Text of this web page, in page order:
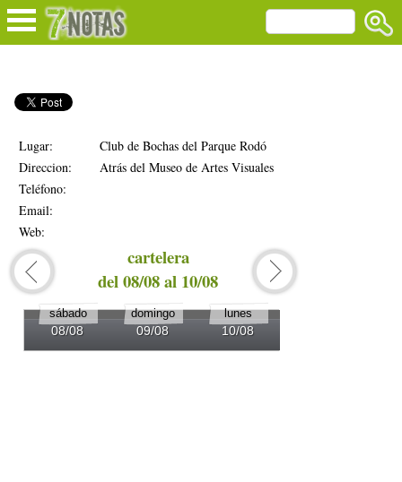
Lugar:
Club de Bochas del Parque Rodó
Direccion:
Atrás del Museo de Artes Visuales
Teléfono:
Email:
Web:
cartelera
del 08/08 al 10/08
sábado
08/08
domingo
09/08
lunes
10/08